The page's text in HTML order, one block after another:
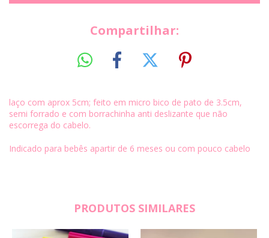
Compartilhar:
laço com aprox 5cm; feito em micro bico de pato de 3.5cm,
semi forrado e com borrachinha anti deslizante que não
escorrega do cabelo.
Indicado para bebês apartir de 6 meses ou com pouco cabelo
PRODUTOS SIMILARES